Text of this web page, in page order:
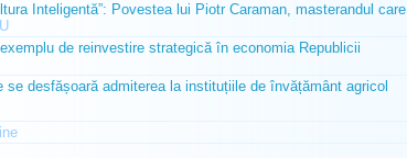
Inteligentă”: Povestea lui Piotr Caraman, masterandul care
de reinvestire strategică în economia Republicii
desfășoară admiterea la instituțiile de învățământ agricol